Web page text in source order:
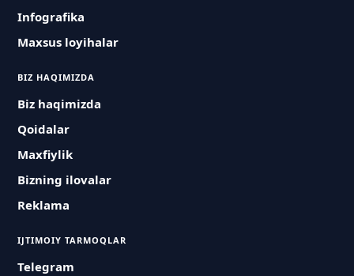
Infografika
Maxsus loyihalar
BIZ HAQIMIZDA
Biz haqimizda
Qoidalar
Maxfiylik
Bizning ilovalar
Reklama
IJTIMOIY TARMOQLAR
Telegram